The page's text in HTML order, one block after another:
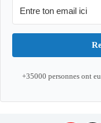
+35000 personnes ont